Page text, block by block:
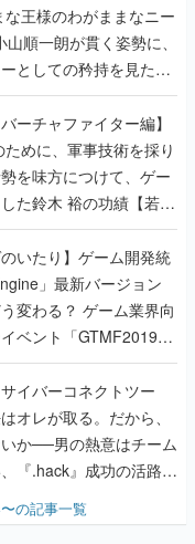
回】
ーチャファイター編】
めに、軍事技術を採り
を味方につけて、ゲー
た鈴木 裕の功績【若ゲ
いたり】ゲーム開発統
」最新バージョン
変わる？ ゲーム業界向
ベント「GTMF2019」
を深めよう【PR】
イバーコネクトツー
オレが取る。だから、
か──男の熱意はチーム
『.hack』成功の活路を
・松山 洋に流れる血は
だった【若ゲのいた
の記事一覧